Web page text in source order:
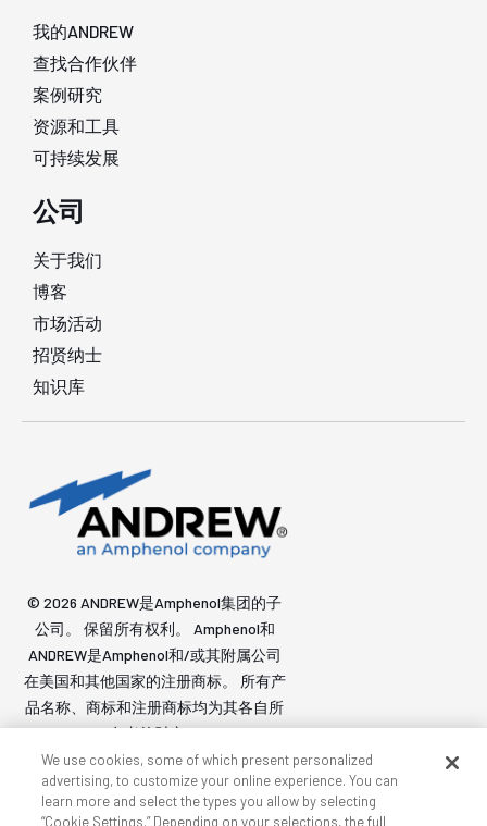
我的ANDREW
查找合作伙伴
案例研究
资源和工具
可持续发展
公司
关于我们
博客
市场活动
招贤纳士
知识库
© 2026 ANDREW是Amphenol集团的子
公司。 保留所有权利。 Amphenol和
ANDREW是Amphenol和/或其附属公司
在美国和其他国家的注册商标。 所有产
品名称、商标和注册商标均为其各自所
有者的财产。
可访问性 隐私政策和Cookie 条款 站点地图
We use cookies, some of which present personalized
advertising, to customize your online experience. You can
learn more and select the types you allow by selecting
“Cookie Settings.” Depending on your selections, the full